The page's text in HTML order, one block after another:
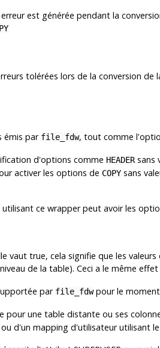
est générée pendant la
tolérées lors de la conversion
émis par file_fdw, tout comme
d'options comme HEADERsans
activer les options de COPY sans
ce wrapper peut avoir les
vaut true, cela signifie que les
de la table). Ceci a le même
par file_fdwpour le
pour une table distante ou ses
d'un mapping d'utilisateur utilisant